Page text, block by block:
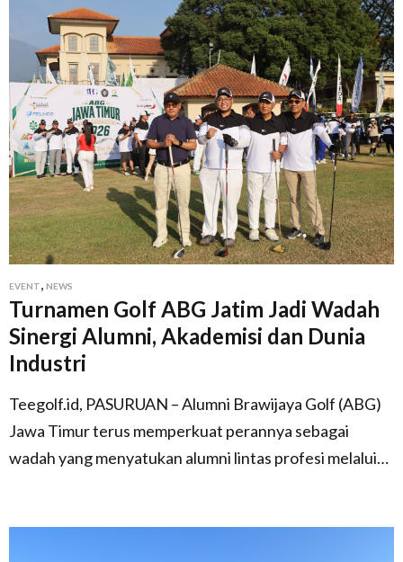
EVENT, NEWS
Turnamen Golf ABG Jatim Jadi Wadah
Sinergi Alumni, Akademisi dan Dunia
Industri
Teegolf.id, PASURUAN – Alumni Brawijaya Golf (ABG)
Jawa Timur terus memperkuat perannya sebagai
wadah yang menyatukan alumni lintas profesi melalui…